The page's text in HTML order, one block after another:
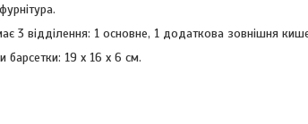
3 відділення: 1 основне, 1 додаткова зовнішня
барсетки: 19 х 16 х 6 см.